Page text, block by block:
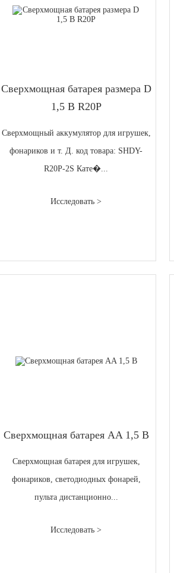
Сверхмощная батарея размера D
1,5 В R20P
Сверхмощный аккумулятор для игрушек,
фонариков и т. Д. код товара: SHDY-
R20P-2S Кате�...
Исследовать >
Сверхмощная батарея AA 1,5 В
Сверхмощная батарея для игрушек,
фонариков, светодиодных фонарей,
пульта дистанционно...
Исследовать >